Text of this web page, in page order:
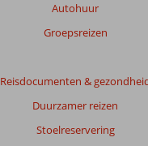
Autohuur
Groepsreizen
Reisdocumenten &
Duurzamer reizen
Stoelreservering